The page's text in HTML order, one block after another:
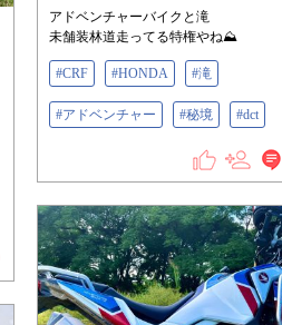
アドベンチャーバイクと滝
未舗装林道走ってる特権やね⛰️
#CRF #HONDA #滝
#アドベンチャー #秘境 #dct